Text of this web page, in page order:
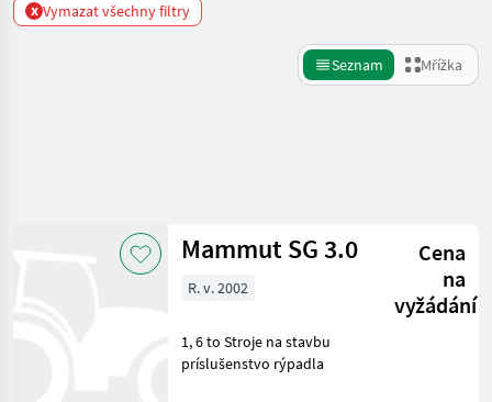
x Vymazat všechny filtry
Seznam Mřížka
Kategorie 4 Země Filtry
výsledků
Mammut SG 3.0
Cena
na
vyžádání
R. v. 2002
1, 6 to Stroje na stavbu
príslušenstvo rýpadla